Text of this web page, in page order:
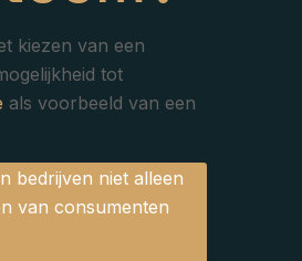
kiezen van een
tot
als voorbeeld van een
bedrijven niet alleen
van consumenten